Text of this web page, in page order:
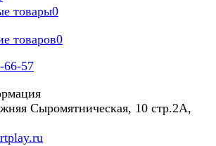
товары0
товаров0
66-57
Сыромятническая, 10 стр.2А,